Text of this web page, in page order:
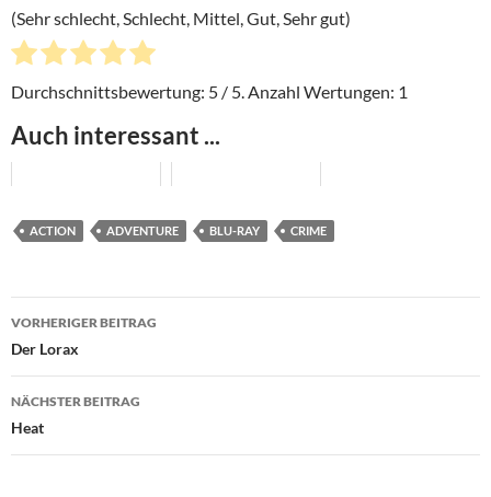
(Sehr schlecht, Schlecht, Mittel, Gut, Sehr gut)
Durchschnittsbewertung: 5 / 5. Anzahl Wertungen: 1
Auch interessant ...
ACTION ADVENTURE BLU-RAY CRIME
Beitragsnavigation
VORHERIGER BEITRAG
Der Lorax
NÄCHSTER BEITRAG
Heat